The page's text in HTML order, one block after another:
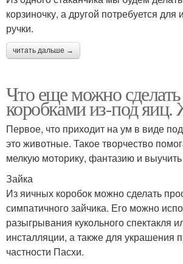
корзиночку, а другой потребуется для
ручки.
читать дальше →
Что еще можно
коробками из-под
Первое, что приходит на ум в виде
это животные. Такое творчество
мелкую моторику, фантазию и
Зайка
Из яичных коробок можно сделать
симпатичного зайчика. Его можно
разыгрывания кукольного спектакля
инсталляции, а также для украшения
частности Пасхи.